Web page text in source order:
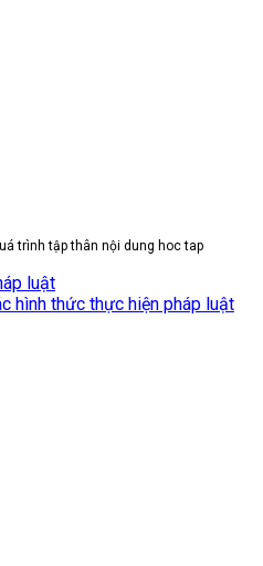
trình tập thân nội dung hoc tap
luật
hình thức thực hiện pháp luật